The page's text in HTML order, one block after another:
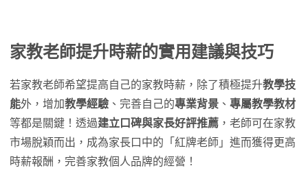
家教老師提升時薪的實用建議與技巧
若家教老師希望提高自己的家教時薪，除了積極提升教學技
能外，增加教學經驗 、完善自己的專業背景 、 專屬教學教材
等都是關鍵！透過建立口碑與家長好評推薦 ，老師可在家教
市場脫穎而出，成為家長口中的「紅牌老師」進而獲得更高
時薪報酬，完善家教個人品牌的經營！